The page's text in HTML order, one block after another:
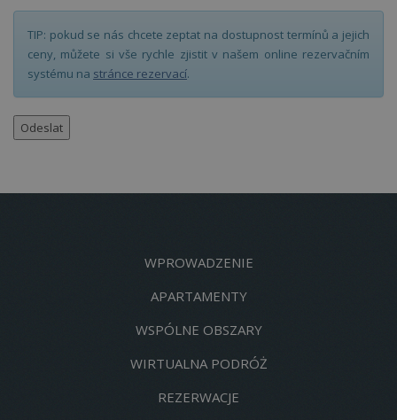
TIP: pokud se nás chcete zeptat na dostupnost termínů a jejich
ceny, můžete si vše rychle zjistit v našem online rezervačním
systému na stránce rezervací.
WPROWADZENIE
APARTAMENTY
WSPÓLNE OBSZARY
WIRTUALNA PODRÓŻ
REZERWACJE